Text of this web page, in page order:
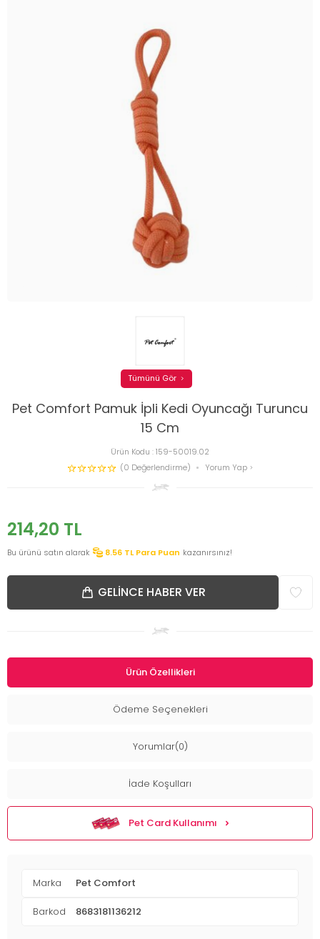
Pet Comfort Pamuk İpli Kedi Oyuncağı Turuncu
15 Cm
Ürün Kodu :159-50019.02
(0 Değerlendirme)
Yorum Yap
Tümünü Gör
214,20 TL
Bu ürünü satın alarak 8.56 TL Para Puan kazanırsınız!
GELINCE HABER VER
Ürün Özellikleri
Ödeme Seçenekleri
Yorumlar(0)
İade Koşulları
Pet Card Kullanımı
Marka Pet Comfort
Barkod 8683181136212